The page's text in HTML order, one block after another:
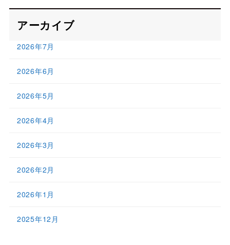
アーカイブ
2026年7月
2026年6月
2026年5月
2026年4月
2026年3月
2026年2月
2026年1月
2025年12月